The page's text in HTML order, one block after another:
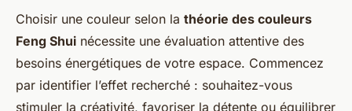
Choisir une couleur selon la théorie des couleurs
Feng Shui nécessite une évaluation attentive des
besoins énergétiques de votre espace. Commencez
par identifier l’effet recherché : souhaitez-vous
stimuler la créativité, favoriser la détente ou équilibrer